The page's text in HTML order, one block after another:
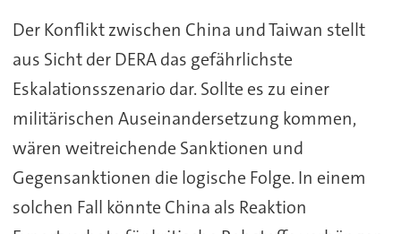
Der Konflikt zwischen China und Taiwan stellt
aus Sicht der DERA das gefährlichste
Eskalationsszenario dar. Sollte es zu einer
militärischen Auseinandersetzung kommen,
wären weitreichende Sanktionen und
Gegensanktionen die logische Folge. In einem
solchen Fall könnte China als Reaktion